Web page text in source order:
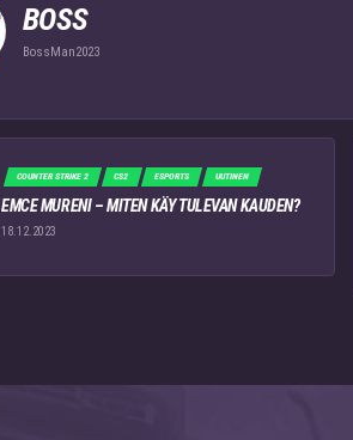
BOSS
BossMan2023
COUNTER STRIKE 2 CS2 ESPORTS UUTINEN
EMCE MURENI – MITEN KÄY TULEVAN KAUDEN?
18.12.2023